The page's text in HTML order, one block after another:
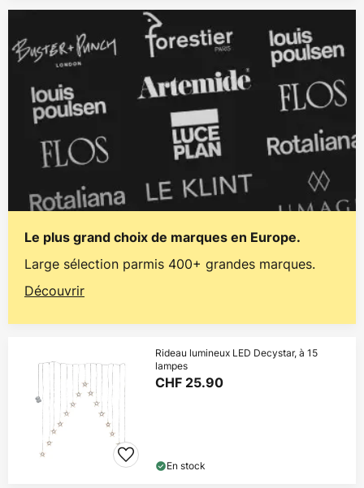
Le plus grand choix de marques en Europe.
Large sélection parmis 400+ grandes marques.
Découvrir
Rideau lumineux LED Decystar, à 15
lampes
CHF 25.90
En stock